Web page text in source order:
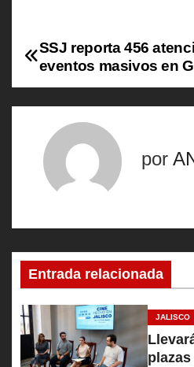
N
a
c
i
ó
n
SSJ reporta 456
eventos masivos en
por
Entrada relacionada
JALISCO